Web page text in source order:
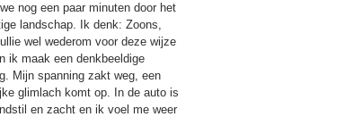
nog een paar minuten door het
landschap. Ik denk: Zoons,
wel wederom voor deze wijze
ik maak een denkbeeldige
Mijn spanning zakt weg, een
glimlach komt op. In de auto is
en zacht en ik voel me weer